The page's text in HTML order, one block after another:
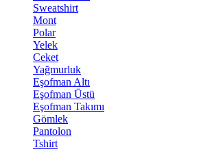
Sweatshirt
Mont
Polar
Yelek
Ceket
Yağmurluk
Eşofman Altı
Eşofman Üstü
Eşofman Takımı
Gömlek
Pantolon
Tshirt